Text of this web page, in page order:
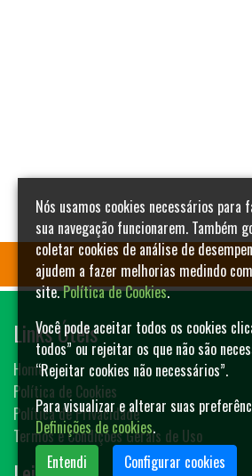
Links Úteis
Home
Política de Cookies
Política de Privacidade
Termos e Condições Gerais de Uso
Nós usamos cookies necessários para
sua navegação funcionarem. Também
coletar cookies de análise de
ajudem a fazer melhorias medindo
site.Política de Cookies.
Você pode aceitar todos os cookies
todos” ou rejeitar os que não são
“Rejeitar cookies não necessários”.
Para visualizar e alterar suas
Definições de cookies.
Entendi
Configurar cookies